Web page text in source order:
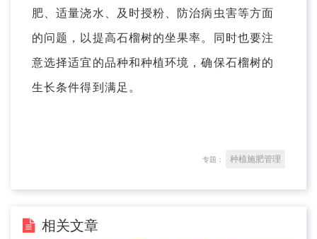
肥、适量浇水、及时授粉、防治病虫害等方面
的问题，以提高石榴树的坐果率。同时也要注
意选择适宜的品种和种植环境，确保石榴树的
生长条件得到满足。
专题： 种植施肥管理
相关文章